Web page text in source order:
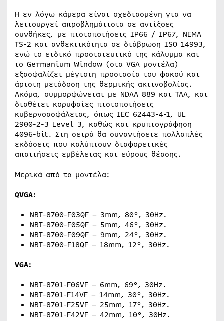
Η εν λόγω κάμερα είναι σχεδιασμένη για να
λειτουργεί απροβλημάτιστα σε αντίξοες
συνθήκες, με πιστοποιήσεις IP66 / IP67, NEMA
TS-2 και ανθεκτικότητα σε διάβρωση ISO 14993,
ενώ το ειδικό προστατευτικό της κάλυμμα και
το Germanium Window (στα VGA μοντέλα)
εξασφαλίζει μέγιστη προστασία του φακού και
άριστη μετάδοση της θερμικής ακτινοβολίας.
Ακόμα, συμμορφώνεται με NDAA 889 και TAA, και
διαθέτει κορυφαίες πιστοποιήσεις
κυβερνοασφάλειας, όπως IEC 62443-4-1, UL
2900-2-3 Level 3, καθώς και κρυπτογράφηση
4096-bit. Στη σειρά θα συναντήσετε πολλαπλές
εκδόσεις που καλύπτουν διαφορετικές
απαιτήσεις εμβέλειας και εύρους θέασης.
Μερικά από τα μοντέλα:
QVGA:
NBT-8700-F03QF – 3mm, 80°, 30Hz.
NBT-8700-F05QF – 5mm, 46°, 30Hz.
NBT-8700-F09QF – 9mm, 24°, 30Hz.
NBT-8700-F18QF – 18mm, 12°, 30Hz.
VGA:
NBT-8701-F06VF – 6mm, 69°, 30Hz.
NBT-8701-F14VF – 14mm, 30°, 30Hz.
NBT-8701-F25VF – 25mm, 17°, 30Hz.
NBT-8701-F42VF – 42mm, 10°, 30Hz.